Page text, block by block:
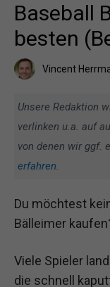
Baseball
besten
Vincent
Unsere Redaktion
verlinken u.a. auf
von denen wir ggf.
erfahren.
Du möchtest
Bälleimer
Viele Spieler
die schnell